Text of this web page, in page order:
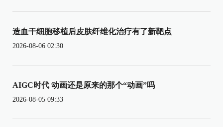
造血干细胞移植后皮肤纤维化治疗有了新靶点
2026-08-06 02:30
AIGC时代 动画还是原来的那个“动画”吗
2026-08-05 09:33